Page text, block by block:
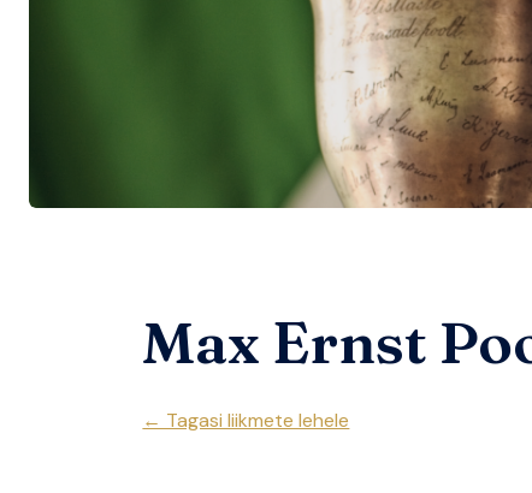
Max Ernst
← Tagasi liikmete lehele